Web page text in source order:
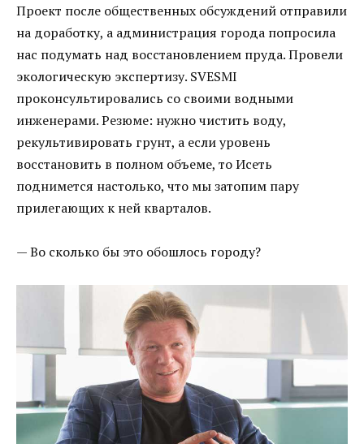
Проект после общественных обсуждений отправили
на доработку, а администрация города попросила
нас подумать над восстановлением пруда. Провели
экологическую экспертизу. SVESMI
проконсультировались со своими водными
инженерами. Резюме: нужно чистить воду,
рекультивировать грунт, а если уровень
восстановить в полном объеме, то Исеть
поднимется настолько, что мы затопим пару
прилегающих к ней кварталов.
— Во сколько бы это обошлось городу?